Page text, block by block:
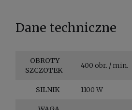
Dane techniczne
OBROTY
SZCZOTEK
400 obr. / min.
SILNIK 1100 W